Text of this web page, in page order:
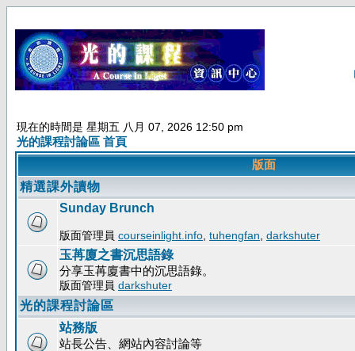
現在的時間是 星期五 八月 07, 2026 12:50 pm
光的課程討論區 首頁
版面
精選課外讀物
Sunday Brunch
版面管理員 courseinlight.info tuhengfan darkshuter
玉苒廈之書沉思語錄
分享玉苒廈書中的沉思語錄。
版面管理員 darkshuter
光的課程討論區
站務版
站長公告、網站內容討論等